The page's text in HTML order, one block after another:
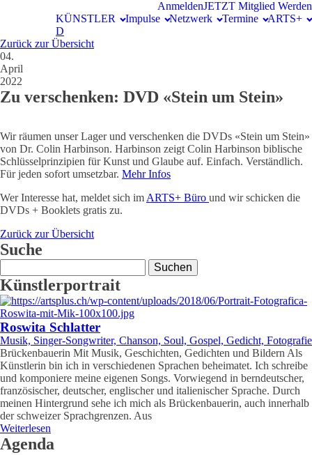
AnmeldenJETZT Mitglied Werden
KÜNSTLER
Impulse Netzwerk Termine
ARTS+
D
Zurück zur Übersicht
04.
April
2022
Zu verschenken: DVD «Stein um Stein»
Wir räumen unser Lager und verschenken die DVDs «Stein um Stein»
von Dr. Colin Harbinson. Harbinson zeigt Colin Harbinson biblische
Schlüsselprinzipien für Kunst und Glaube auf. Einfach. Verständlich.
Für jeden sofort umsetzbar. Mehr Infos
Wer Interesse hat, meldet sich im ARTS+ Büro und wir schicken die
DVDs + Booklets gratis zu.
Zurück zur Übersicht
Suche
nach:
Künstlerportrait
Roswita Schlatter
Musik, Singer-Songwriter, Chanson, Soul, Gospel, Gedicht, Fotografie
Brückenbauerin Mit Musik, Geschichten, Gedichten und Bildern Als
Künstlerin bin ich in verschiedenen Sprachen beheimatet. Ich schreibe
und komponiere meine eigenen Songs. Vorwiegend in berndeutscher,
französischer, deutscher, englischer und italienischer Sprache. Durch
meinen Hintergrund sehe ich mich als Brückenbauerin, auch innerhalb
der schweizer Sprachgrenzen. Aus
Weiterlesen
Agenda